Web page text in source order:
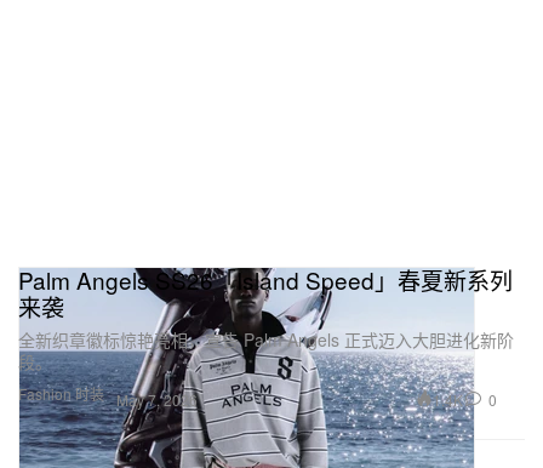
Fashion 时装
Palm Angels SS26「Island Speed」春夏新系列
来袭
全新织章徽标惊艳亮相，宣告 Palm Angels 正式迈入大胆进化新阶
段。
May 7, 2026 1.4K 0